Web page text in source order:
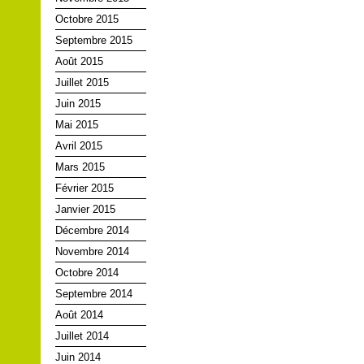
Octobre 2015
Septembre 2015
Août 2015
Juillet 2015
Juin 2015
Mai 2015
Avril 2015
Mars 2015
Février 2015
Janvier 2015
Décembre 2014
Novembre 2014
Octobre 2014
Septembre 2014
Août 2014
Juillet 2014
Juin 2014